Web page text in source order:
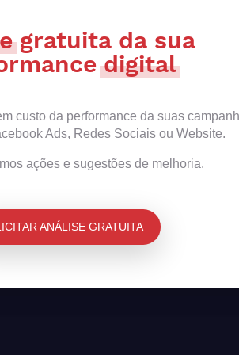
gratuita da sua
digital
custo da performance da suas
Ads, Redes Sociais ou Website.
ações e sugestões de melhoria.
ANÁLISE GRATUITA